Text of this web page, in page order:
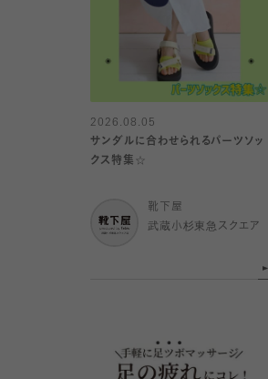
2026.08.05
サンダルに合わせられるパーツソッ
クス特集☆
靴下屋
武蔵小杉東急スクエア